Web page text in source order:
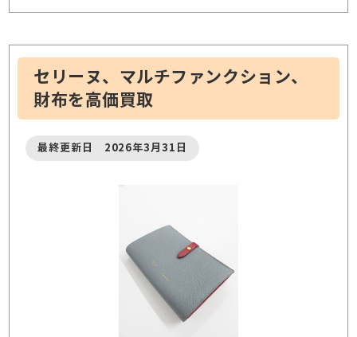
セリーヌ、マルチファンクション、
財布を高価買取
最終更新日 2026年3月31日